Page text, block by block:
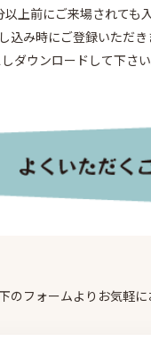
上前にご来場されても
み時にご登録いただ
ダウンロードして下さい
のフォームよりお気軽に